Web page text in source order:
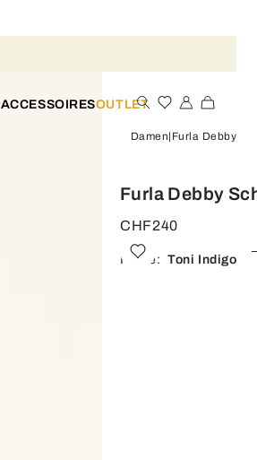
ACCESSOIRESOUTLET
Damen Furla Debby
Furla Debby
CHF240
Farbe: Toni Indigo